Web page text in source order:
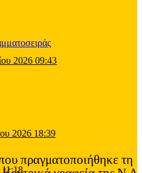
2026 09:43
2026 18:39
11:18
πραγματοποιήθηκε τη